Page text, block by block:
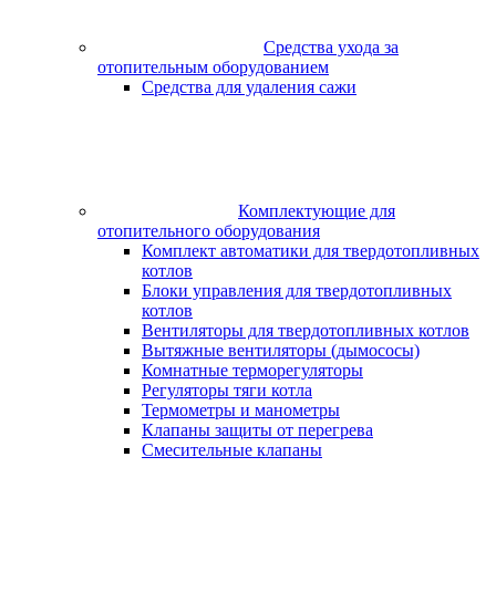
Средства ухода за
отопительным оборудованием
Средства для удаления сажи
Комплектующие для
отопительного оборудования
Комплект автоматики для твердотопливных
котлов
Блоки управления для твердотопливных
котлов
Вентиляторы для твердотопливных котлов
Вытяжные вентиляторы (дымососы)
Комнатные терморегуляторы
Регуляторы тяги котла
Термометры и манометры
Клапаны защиты от перегрева
Смесительные клапаны